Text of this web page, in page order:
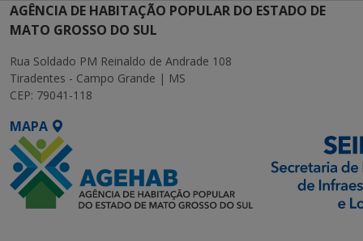
AGÊNCIA DE HABITAÇÃO POPULAR DO ESTADO DE
MATO GROSSO DO SUL
Rua Soldado PM Reinaldo de Andrade 108
Tiradentes - Campo Grande | MS
CEP: 79041-118
MAPA